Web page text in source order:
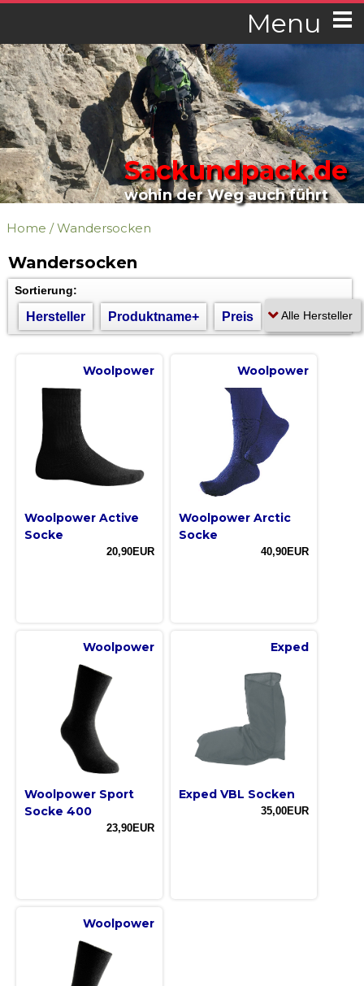
Menu
Sackundpack.de
wohin der Weg auch führt
Home /Wandersocken
Wandersocken
Sortierung:
Hersteller Produktname+ Preis
Woolpower
Woolpower Active
Socke
20,90EUR
Woolpower
Woolpower Arctic
Socke
40,90EUR
Woolpower
Woolpower Sport
Socke 400
23,90EUR
Exped
Exped VBL Socken
35,00EUR
Woolpower